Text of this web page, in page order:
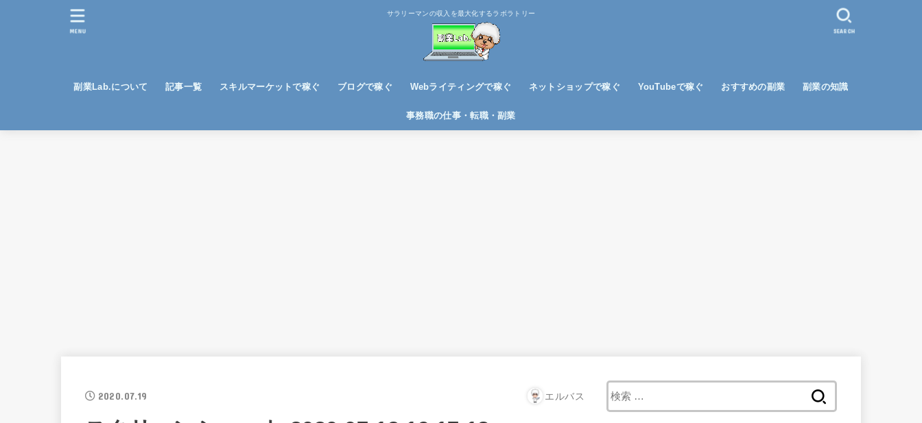
サラリーマンの収入を最大化するラボラトリー
副業Lab.について 記事一覧 スキルマーケットで稼ぐ ブログで稼ぐ
アフィリエイトで稼ぐ
Webライティングで稼ぐ ネットショップで稼ぐ YouTubeで稼ぐ おすすめの副業 副業の知識
事務職の仕事・転職・副業
SEARCH
MENU
2020.07.19 エルバス
索